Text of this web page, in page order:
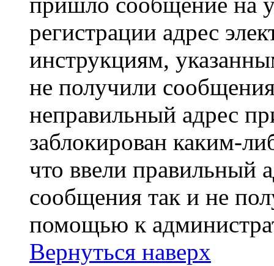
регистрации адрес
инструкциям,
не получили
неправильный адрес
заблокирован каким-
что ввели правильный
сообщения так и не
помощью к
Вернуться наверх